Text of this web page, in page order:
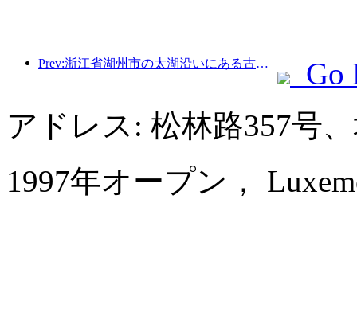
Prev:浙江省湖州市の太湖沿いにある古い村落では、10億元近くの投資をかけて改修と改良が始まった。
Go
アドレス: 松林路357号
1997年オープン，